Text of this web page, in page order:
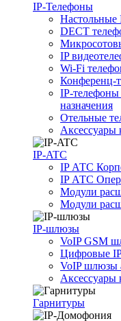
IP-Телефоны
Настольные
DECT
IP
Wi-Fi
Конференц-
IP-
назначения
Отельные
Аксессуары
IP-ATC
IP АТС
IP АТС
Модули
Модули
IP-шлюзы
VoIP GSM
Цифровые
VoIP шлюзы
Гарнитуры